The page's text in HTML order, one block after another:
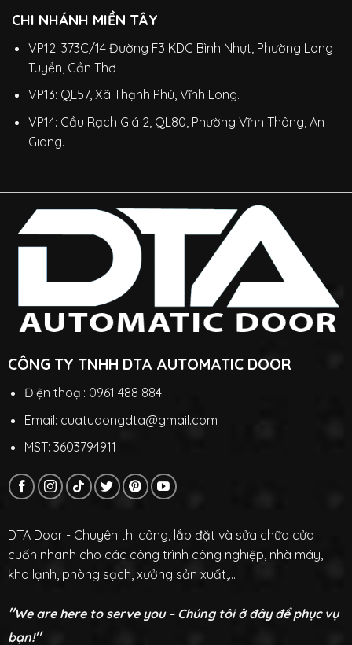
CHI NHÁNH MIỀN TÂY
VP12: 373C/14 Đường F3 KDC Bình Nhựt, Phường Long
Tuyền, Cần Thơ
VP13: QL57, Xã Thạnh Phú, Vĩnh Long.
VP14: Cầu Rạch Giá 2, QL80, Phường Vĩnh Thông, An
Giang.
CÔNG TY TNHH DTA AUTOMATIC DOOR
Điện thoại: 0961 488 884
Email: cuatudongdta@gmail.com
MST: 3603794911
DTA Door - Chuyên thi công, lắp đặt và sửa chữa cửa
cuốn nhanh cho các công trình công nghiệp, nhà máy,
kho lạnh, phòng sạch, xưởng sản xuất,...
"We are here to serve you – Chúng tôi ở đây để phục vụ
bạn!"